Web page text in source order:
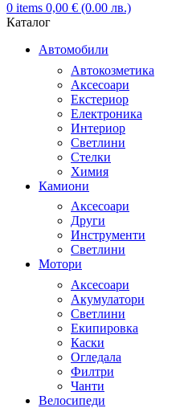
0 items 0,00 € (0.00 лв.)
Каталог
Автомобили
Автокозметика
Аксесоари
Екстериор
Електроника
Интериор
Светлини
Стелки
Химия
Камиони
Аксесоари
Други
Инструменти
Светлини
Мотори
Аксесоари
Акумулатори
Светлини
Екипировка
Каски
Огледала
Филтри
Чанти
Велосипеди